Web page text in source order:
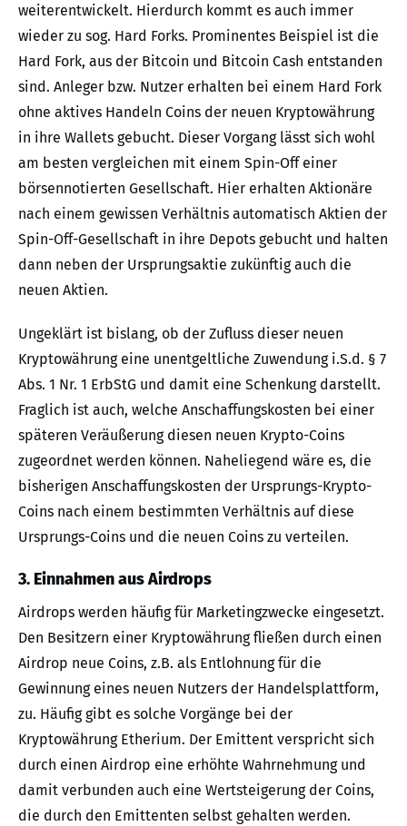
weiterentwickelt. Hierdurch kommt es auch immer
wieder zu sog. Hard Forks. Prominentes Beispiel ist die
Hard Fork, aus der Bitcoin und Bitcoin Cash entstanden
sind. Anleger bzw. Nutzer erhalten bei einem Hard Fork
ohne aktives Handeln Coins der neuen Kryptowährung
in ihre Wallets gebucht. Dieser Vorgang lässt sich wohl
am besten vergleichen mit einem Spin-Off einer
börsennotierten Gesellschaft. Hier erhalten Aktionäre
nach einem gewissen Verhältnis automatisch Aktien der
Spin-Off-Gesellschaft in ihre Depots gebucht und halten
dann neben der Ursprungsaktie zukünftig auch die
neuen Aktien.
Ungeklärt ist bislang, ob der Zufluss dieser neuen
Kryptowährung eine unentgeltliche Zuwendung i.S.d. § 7
Abs. 1 Nr. 1 ErbStG und damit eine Schenkung darstellt.
Fraglich ist auch, welche Anschaffungskosten bei einer
späteren Veräußerung diesen neuen Krypto-Coins
zugeordnet werden können. Naheliegend wäre es, die
bisherigen Anschaffungskosten der Ursprungs-Krypto-
Coins nach einem bestimmten Verhältnis auf diese
Ursprungs-Coins und die neuen Coins zu verteilen.
3. Einnahmen aus Airdrops
Airdrops werden häufig für Marketingzwecke eingesetzt.
Den Besitzern einer Kryptowährung fließen durch einen
Airdrop neue Coins, z.B. als Entlohnung für die
Gewinnung eines neuen Nutzers der Handelsplattform,
zu. Häufig gibt es solche Vorgänge bei der
Kryptowährung Etherium. Der Emittent verspricht sich
durch einen Airdrop eine erhöhte Wahrnehmung und
damit verbunden auch eine Wertsteigerung der Coins,
die durch den Emittenten selbst gehalten werden.